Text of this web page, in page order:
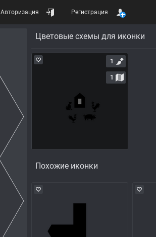
Цветовые схемы для иконки
1
1
Похожие иконки
Авторизация Регистрация